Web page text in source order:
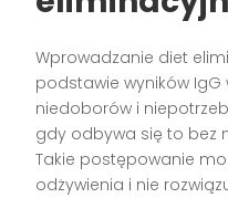
Wprowadzanie diet
podstawie wyników IgG
niedoborów i
gdy odbywa się to bez
Takie postępowanie
odżywienia i nie